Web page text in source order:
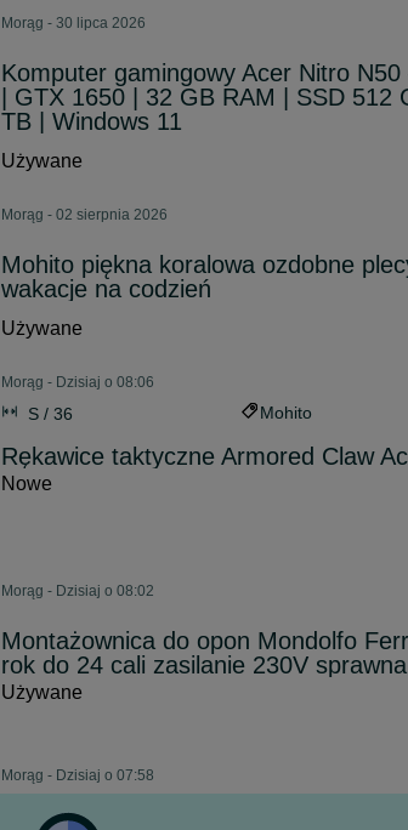
Morąg - 30 lipca 2026
Komputer gamingowy Acer Nitro
| GTX 1650 | 32 GB RAM | SSD 512
TB | Windows 11
Używane
Morąg - 02 sierpnia 2026
Mohito piękna koralowa ozdobne
wakacje na codzień
Używane
Morąg - Dzisiaj o 08:06
S / 36 Mohito
Rękawice taktyczne Armored Claw
Nowe
Morąg - Dzisiaj o 08:02
Montażownica do opon Mondolfo
rok do 24 cali zasilanie 230V
Używane
Morąg - Dzisiaj o 07:58